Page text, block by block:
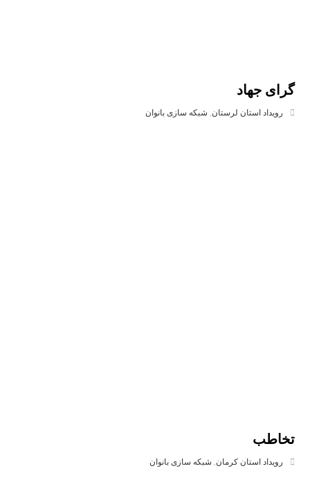
گرای جهاد
رویداد استان لرستان, شبکه سازی بانوان
تخاطب
رویداد استان کرمان شبکه سازی بانوان